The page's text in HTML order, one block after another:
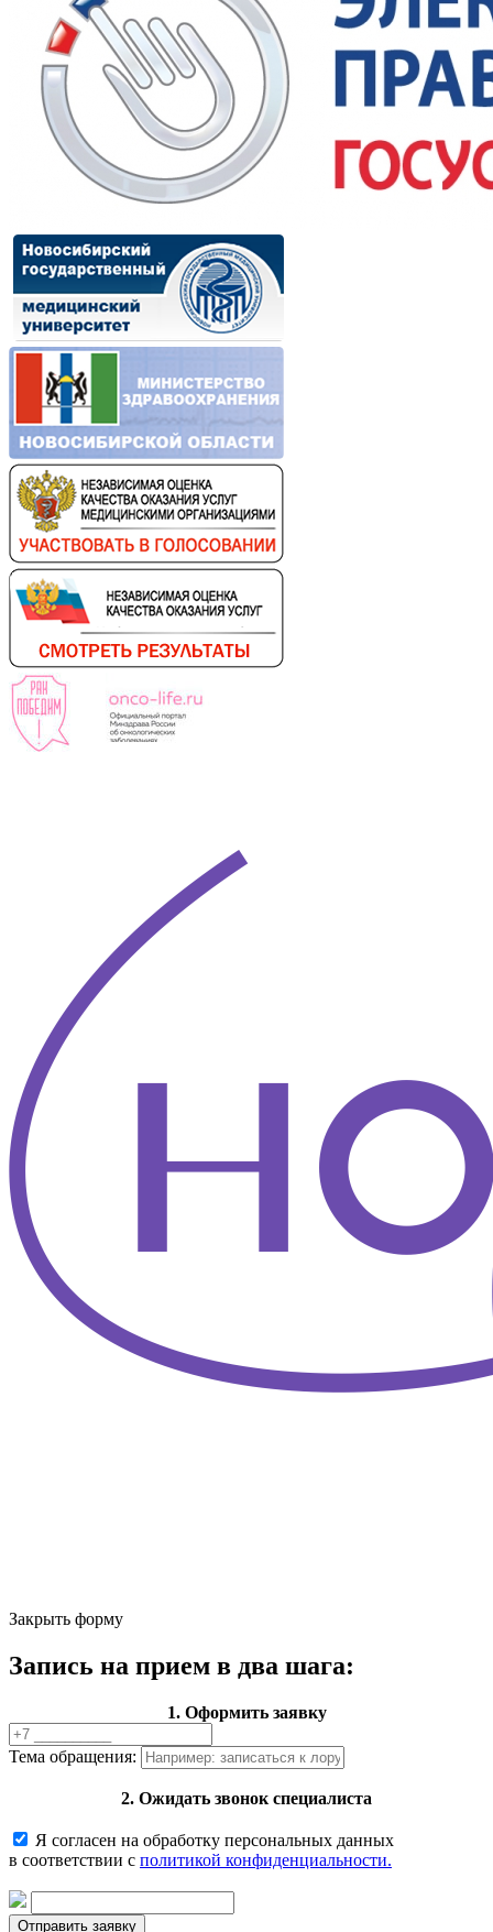
Закрыть форму
Запись на прием в два шага:
1. Оформить заявку
Тема обращения:
2. Ожидать звонок специалиста
Я согласен на обработку персональных данных
в соответствии с политикой конфиденциальности.